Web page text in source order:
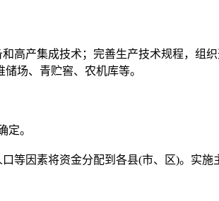
产集成技术；完善生产技术规程，组
场、青贮窖、农机库等。
。
因素将资金分配到各县(市、区)。实施